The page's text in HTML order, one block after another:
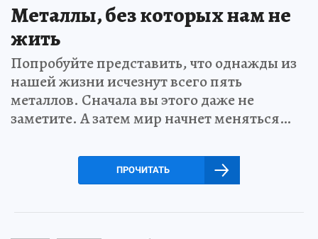
Металлы, без которых нам не
жить
Попробуйте представить, что однажды из
нашей жизни исчезнут всего пять
металлов. Сначала вы этого даже не
заметите. А затем мир начнет меняться…
ПРОЧИТАТЬ